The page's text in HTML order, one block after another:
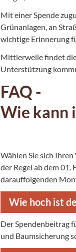
Mit einer Spende
Grünanlagen, an
wichtige Erinnerung
Mittlerweile findet
Unterstützung
FAQ -
Wie kann
Wählen Sie sich
der Regel ab dem
darauffolgenden
Wie hoch ist
Der Spendenbeitrag
und Baumsicherung